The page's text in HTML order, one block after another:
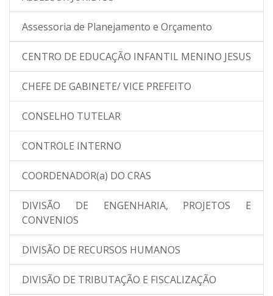
Assessoria de Planejamento e Orçamento
CENTRO DE EDUCAÇÃO INFANTIL MENINO JESUS
CHEFE DE GABINETE/ VICE PREFEITO
CONSELHO TUTELAR
CONTROLE INTERNO
COORDENADOR(a) DO CRAS
DIVISÃO DE ENGENHARIA, PROJETOS E
CONVENIOS
DIVISÃO DE RECURSOS HUMANOS
DIVISÃO DE TRIBUTAÇÃO E FISCALIZAÇÃO